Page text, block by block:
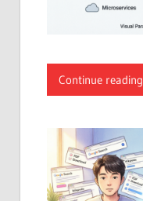
Continue reading